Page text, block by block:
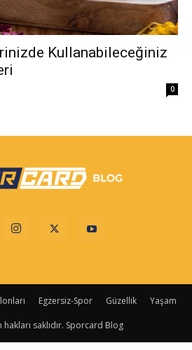
Kullanabileceğiniz
0
Egzersiz-Spor Güzellik Yaşam
saklıdır. Sporcard Blog